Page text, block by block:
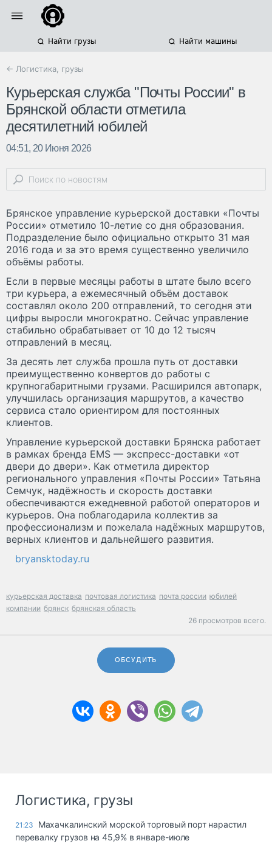
Найти грузы Найти машины
← Логистика, грузы
Курьерская служба "Почты России" в
Брянской области отметила
десятилетний юбилей
04:51, 20 Июня 2026
Брянское управление курьерской доставки «Почты
России» отметило 10-летие со дня образования.
Подразделение было официально открыто 31 мая
2016 года и за это время существенно увеличило
объёмы работы.
Если в первые месяцы работы в штате было всего
три курьера, а ежемесячный объём доставок
составлял около 200 отправлений, то сегодня эти
цифры выросли многократно. Сейчас управление
стабильно обрабатывает от 10 до 12 тысяч
отправлений в месяц.
За десять лет служба прошла путь от доставки
преимущественно конвертов до работы с
крупногабаритными грузами. Расширился автопарк,
улучшилась организация маршрутов, а качество
сервиса стало ориентиром для постоянных
клиентов.
Управление курьерской доставки Брянска работает
в рамках бренда EMS — экспресс-доставки «от
двери до двери». Как отметила директор
регионального управления «Почты России» Татьяна
Семчук, надёжность и скорость доставки
обеспечиваются ежедневной работой операторов и
курьеров. Она поблагодарила коллектив за
профессионализм и пожелала надёжных маршрутов,
верных клиентов и дальнейшего развития.
bryansktoday.ru
курьерская доставка почтовая логистика почта россии юбилей
компании брянск брянская область
26 просмотров всего.
ОБСУДИТЬ
Логистика, грузы
21:23
Махачкалинский морской торговый порт нарастил
перевалку грузов на 45,9% в январе-июле